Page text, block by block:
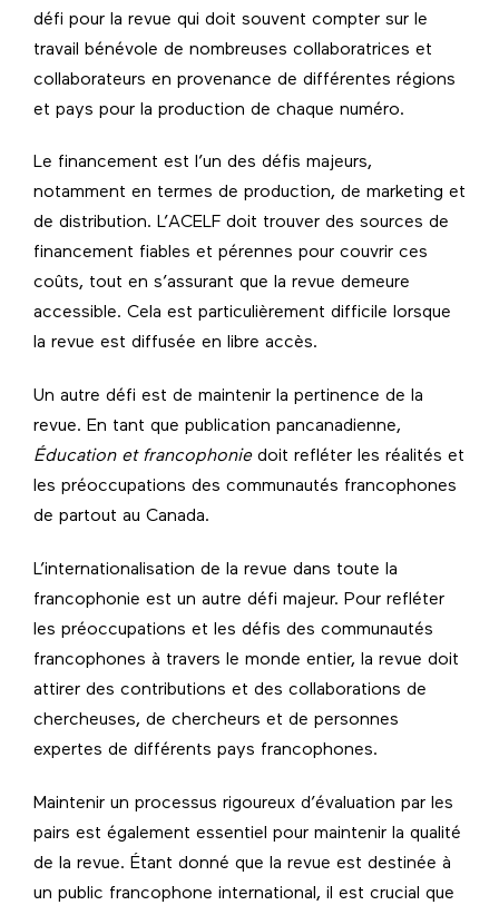
défi pour la revue qui doit souvent compter sur le
travail bénévole de nombreuses collaboratrices et
collaborateurs en provenance de différentes régions
et pays pour la production de chaque numéro.
Le financement est l’un des défis majeurs,
notamment en termes de production, de marketing et
de distribution. L’ACELF doit trouver des sources de
financement fiables et pérennes pour couvrir ces
coûts, tout en s’assurant que la revue demeure
accessible. Cela est particulièrement difficile lorsque
la revue est diffusée en libre accès.
Un autre défi est de maintenir la pertinence de la
revue. En tant que publication pancanadienne,
Éducation et francophoniedoit refléter les réalités et
les préoccupations des communautés francophones
de partout au Canada.
L’internationalisation de la revue dans toute la
francophonie est un autre défi majeur. Pour refléter
les préoccupations et les défis des communautés
francophones à travers le monde entier, la revue doit
attirer des contributions et des collaborations de
chercheuses, de chercheurs et de personnes
expertes de différents pays francophones.
Maintenir un processus rigoureux d’évaluation par les
pairs est également essentiel pour maintenir la qualité
de la revue. Étant donné que la revue est destinée à
un public francophone international, il est crucial que